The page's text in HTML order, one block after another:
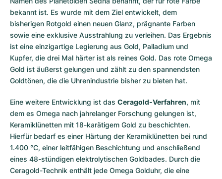
bekannt ist. Es wurde mit dem Ziel entwickelt, dem
bisherigen Rotgold einen neuen Glanz, prägnante Farben
sowie eine exklusive Ausstrahlung zu verleihen. Das Ergebnis
ist eine einzigartige Legierung aus Gold, Palladium und
Kupfer, die drei Mal härter ist als reines Gold. Das rote Omega
Gold ist äußerst gelungen und zählt zu den spannendsten
Goldtönen, die die Uhrenindustrie bisher zu bieten hat.
Eine weitere Entwicklung ist das Ceragold-Verfahren, mit
dem es Omega nach jahrelanger Forschung gelungen ist,
Keramiklünetten mit 18-karätigem Gold zu beschichten.
Hierfür bedarf es einer Härtung der Keramiklünetten bei rund
1.400 °C, einer leitfähigen Beschichtung und anschließend
eines 48-stündigen elektrolytischen Goldbades. Durch die
Ceragold-Technik enthält jede Omega Golduhr, die eine